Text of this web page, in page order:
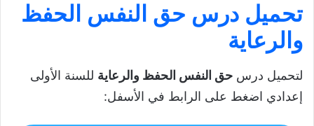
تحميل درس حق النفس الحفظ
والرعاية
لتحميل درس حق النفس الحفظ والرعاية للسنة الأولى
إعدادي اضغط على الرابط في الأسفل: